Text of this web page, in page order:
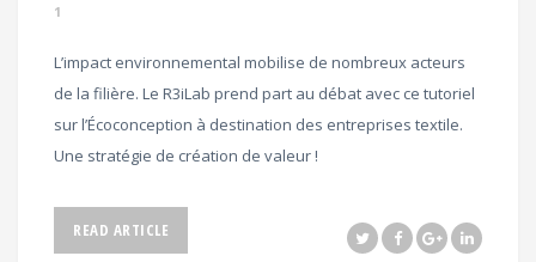
1
L’impact environnemental mobilise de nombreux acteurs
de la filière. Le R3iLab prend part au débat avec ce tutoriel
sur l’Écoconception à destination des entreprises textile.
Une stratégie de création de valeur !
READ ARTICLE